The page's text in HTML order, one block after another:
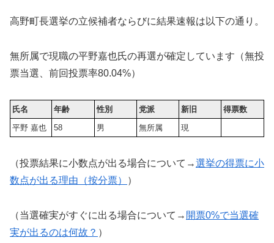
高野町長選挙の立候補者ならびに結果速報は以下の通り。
無所属で現職の平野嘉也氏の再選が確定しています（無投
票当選、前回投票率80.04%）
氏名 年齢 性別 党派 新旧
得票数
平野 嘉也
58 男 無所属 現
（投票結果に小数点が出る場合について→選挙の得票に小
数点が出る理由（按分票）
）
（当選確実がすぐに出る場合について→ 開票0%で当選確
実が出るのは何故？ ）